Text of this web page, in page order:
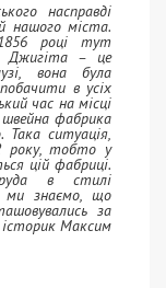
насправді
нашого міста.
році тут
Джигіта – це
вона була
в усіх
час на місці
швейна фабрика
Така ситуація,
року, тобто у
цій фабриці.
в стилі
ми знаємо, що
за
історик Максим